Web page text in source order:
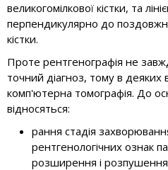
великогомілкової кістки, та
перпендикулярно до
кістки.
Проте рентгенографія не
точний діагноз, тому в деяких
комп'ютерна томографія. До
відносяться:
рання стадія
рентгенологічних ознак
розширення і розпушення